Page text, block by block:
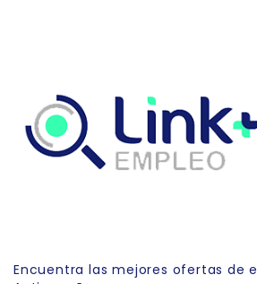
Encuentra las mejores ofertas de